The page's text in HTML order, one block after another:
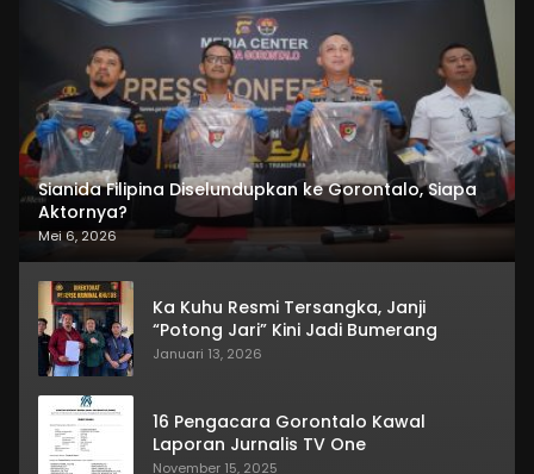
Sianida Filipina Diselundupkan ke Gorontalo, Siapa
Aktornya?
Mei 6, 2026
Ka Kuhu Resmi Tersangka, Janji
“Potong Jari” Kini Jadi Bumerang
Januari 13, 2026
16 Pengacara Gorontalo Kawal
Laporan Jurnalis TV One
November 15, 2025